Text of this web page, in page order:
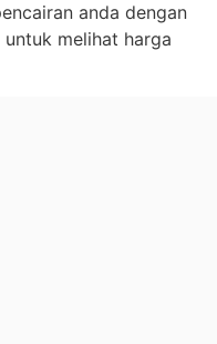
anda dengan
melihat harga